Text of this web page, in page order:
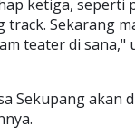
ketiga, seperti
Sekarang
teater di sana,"
Sekupang akan